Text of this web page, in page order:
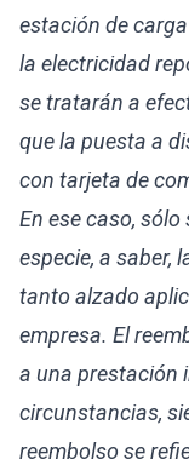
estación de
la electricidad
se tratarán a
que la puesta a
con tarjeta de
En ese caso,
especie, a saber,
tanto alzado
empresa. El
a una prestación
circunstancias,
reembolso se